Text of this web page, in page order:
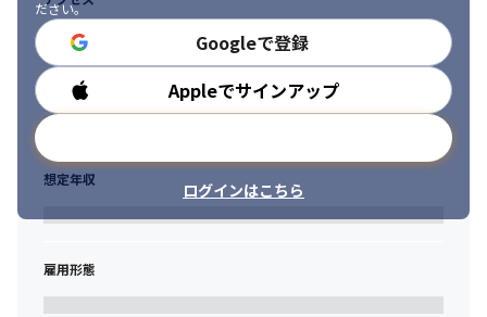
ださい。
Googleで登録
Appleでサインアップ
ログインはこちら
勤務時間
想定年収
雇用形態